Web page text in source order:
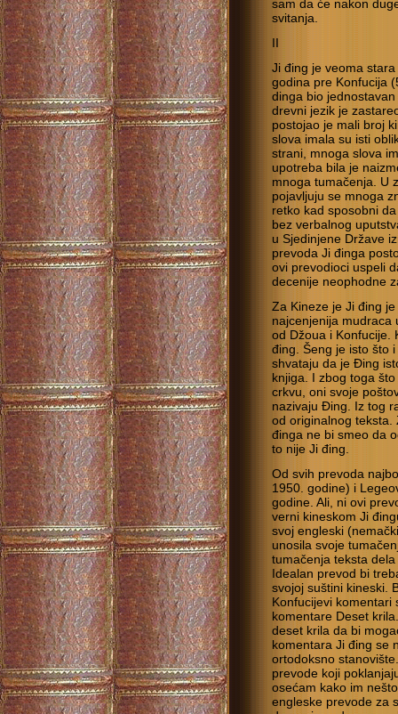
sam da će nakon
svitanja.
II
Ji đing je veoma
godina pre Konfucija
dinga bio
drevni jezik je
postojao je mali broj
slova imala su isti
strani, mnoga slova
upotreba bila je
mnoga tumačenja. U
pojavljuju se mnoga
retko kad sposobni
bez verbalnog
u Sjedinjene Države
prevoda Ji đinga
ovi prevodioci uspeli
decenije neophodne
Za Kineze je Ji đing
najcenjenija mudraca
od Džoua i Konfucije.
đing. Šeng je isto što
shvataju da je Đing
knjiga. I zbog toga
crkvu, oni svoje
nazivaju Đing. Iz tog
od originalnog teksta.
đinga ne bi smeo da
to nije Ji đing.
Od svih prevoda
1950. godine) i
godine. Ali, ni ovi
verni kineskom Ji
svoj engleski
unosila svoje
tumačenja teksta
Idea­lan prevod bi
svojoj suštini kineski.
Konfucijevi komentari
komentare Deset
deset krila da bi
komentara Ji đing se
ortodoksno
prevode koji
osećam kako im
engleske prevode za